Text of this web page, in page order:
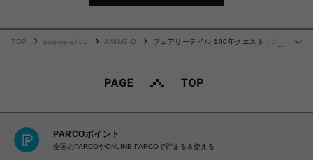
TOP pop-up-shop ANIME-Q
フェアリーテイル 100年クエスト | ス
PARCOポイント
全国のPARCOやONLINE PARCOで貯まる＆使える